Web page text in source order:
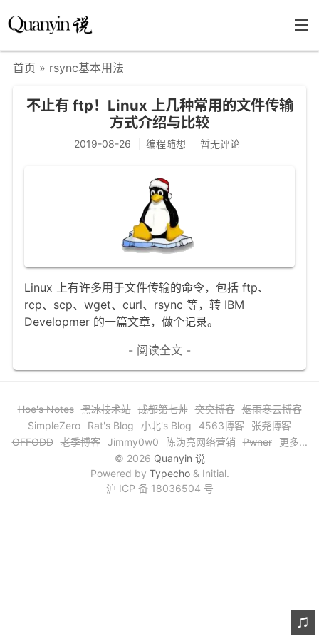
文章分类
瞎说杂谈
精华荟萃
福利共享
其他页面
关于
只言片语
谷歌站内搜索
友情链接
赞赏与支持
首页 » rsync基本用法
不止有 ftp！Linux 上几种常用的文件传输
方式介绍与比较
2019-08-26 编程随想 暂无评论
Linux 上有许多用于文件传输的命令，包括 ftp、
rcp、scp、wget、curl、rsync 等，转 IBM
Developmer 的一篇文章，做个记录。
- 阅读全文 -
Hoe's Notes 黑冰技术站 成都第七帅 奕奕博客 烟雨寒云博客
SimpleZero
Rat's Blog 小北's Blog 4563博客
张尧博客
OFFODD 老季博客 Jimmy0w0 陈沩亮网络营销 Pwner
更多...
© 2026 Quanyin 说
Powered by Typecho& Initial.
沪 ICP 备 18036504 号